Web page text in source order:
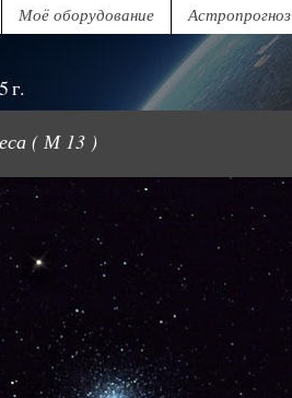
Моё оборудование Астропрогноз
г.
( М 13 )